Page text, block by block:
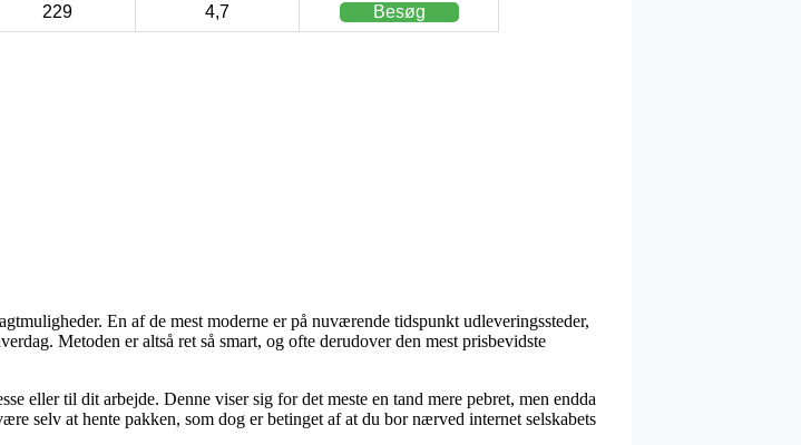
229 4,7 Besøg
En af de mest moderne er på nuværende tidspunkt udleveringssteder,
Metoden er altså ret så smart, og ofte derudover den mest prisbevidste
eller til dit arbejde. Denne viser sig for det meste en tand mere pebret, men endda
selv at hente pakken, som dog er betinget af at du bor nærved internet selskabets